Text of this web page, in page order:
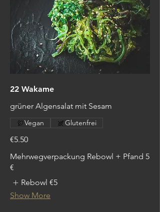
22 Wakame
grüner Algensalat mit Sesam
€5.50
Vegan Glutenfrei
Mehrwegverpackung Rebowl + Pfand 5
€
Rebowl €5
Show More